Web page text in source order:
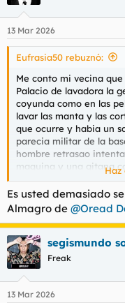
e
s
13 Mar 2026
Eufrasia50 rebuznó:
Me conto mi vecina
Palacio de lavadora la
coyunda como en las
lavar las manta y las
que ocurre y habia un
parecia militar de la
hombre retrasao
maquina y una gitana
ropa en la misma
ninguno ni entre ello
Haz
Es usted demasiado
Almagro de @Oread
segismundo
Freak
13 Mar 2026